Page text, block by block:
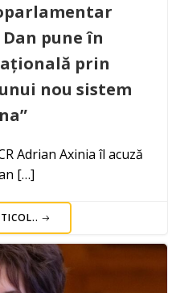
Dan pune în
prin
nou sistem
Adrian Axinia îl acuză
[…]